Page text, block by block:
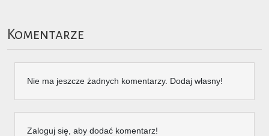
Komentarze
Nie ma jeszcze żadnych komentarzy. Dodaj własny!
Zaloguj się, aby dodać komentarz!